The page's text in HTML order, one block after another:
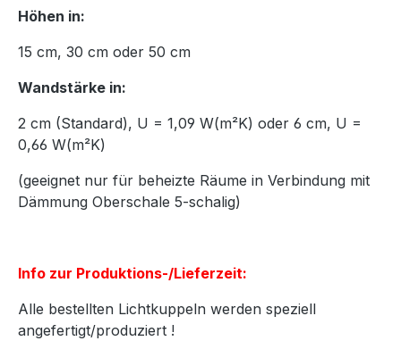
Höhen in:
15 cm, 30 cm oder 50 cm
Wandstärke in:
2 cm (Standard), U = 1,09 W(m²K) oder 6 cm, U =
0,66 W(m²K)
(geeignet nur für beheizte Räume in Verbindung mit
Dämmung Oberschale 5-schalig)
Info zur Produktions-/Lieferzeit:
Alle bestellten Lichtkuppeln werden speziell
angefertigt/produziert !